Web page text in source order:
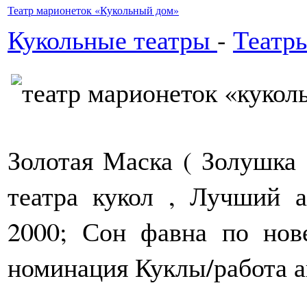
Театр марионеток «Кукольный дом»
Кукольные театры -
Золотая Маска (
театра кукол , Лучший
2000; Сон фавна по
номинация Куклы/работа